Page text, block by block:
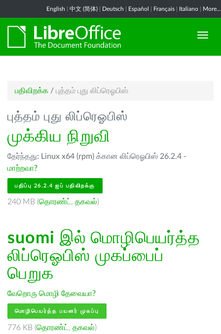
English 中文 (简体) Deutsch Español Français Italiano More...
பதிவிறக்க / புத்தம் புது லிப்ரெஓபிஸ்
புத்தம் புது லிப்ரெஓபிஸ்
முக்கிய நிறுவி
தேர்ந்தது: Linux x64 (rpm) க்கான லிப்ரெஓபிஸ் 26.2.4 -
மாற்றவா?
பதிப்பு 26.2.4 ஐப் பதிவிறக்கு
240 MB (தொரண்ட் , தகவல்)
suomi இல் மொழிபெயர்த்த
லிப்ரெஓபிஸ் முகப்பைப்
பெறுக
வேறொரு மொழி தேவையா?
மொழிபெயர்த்த பயனர் முகப்பு
776 KB (தொரண்ட் , தகவல்)